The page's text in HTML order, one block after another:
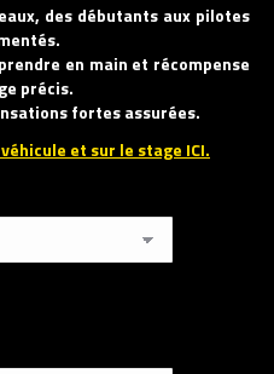
des débutants aux pilotes
en main et récompense
précis.
fortes assurées.
et sur le stage ICI.